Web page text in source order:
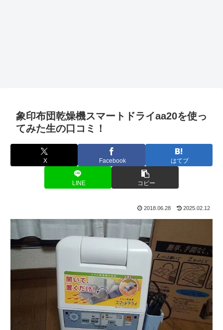
象印布団乾燥機スマートドライaa20を使っ
てみた生の口コミ！
X Facebook はてブ
LINE コピー
2018.06.28 2025.02.12